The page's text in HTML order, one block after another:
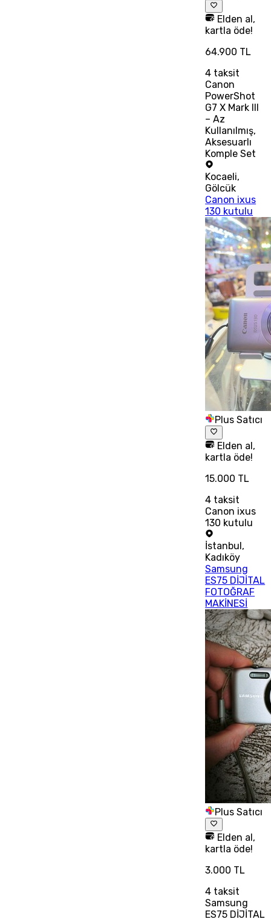
Elden al,
kartla öde!
64.900 TL
4 taksit
Canon
PowerShot
G7 X Mark III
– Az
Kullanılmış,
Aksesuarlı
Komple Set
Kocaeli,
Gölcük
Canon ixus
130 kutulu
Plus Satıcı
Elden al,
kartla öde!
15.000 TL
4 taksit
Canon ixus
130 kutulu
İstanbul,
Kadıköy
Samsung
ES75 DİJİTAL
FOTOĞRAF
MAKİNESİ
Plus Satıcı
Elden al,
kartla öde!
3.000 TL
4 taksit
Samsung
ES75 DİJİTAL